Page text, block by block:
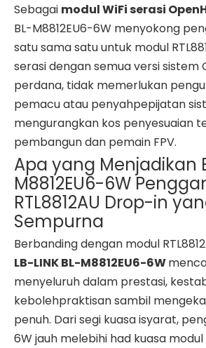
Sebagai modul WiFi serasi
BL-M8812EU6-6W menyokong
satu sama satu untuk modul
serasi dengan semua versi sistem
perdana, tidak memerlukan
pemacu atau penyahpepijatan
mengurangkan kos penyesuaian
pembangun dan pemain FPV.
Apa yang Menjadikan
M8812EU6-6W
RTL8812AU Drop-in
Sempurna
Berbanding dengan modul
LB-LINK BL-M8812EU6-6W
menyeluruh dalam prestasi,
kebolehpraktisan sambil
penuh. Dari segi kuasa isyarat,
6W jauh melebihi had kuasa modul